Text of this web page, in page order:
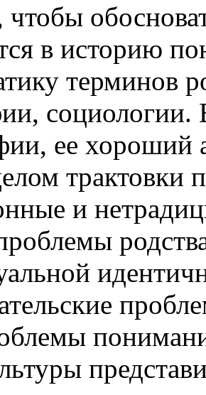
чтобы
в историю
терминов
ее хороший
трактовки
и